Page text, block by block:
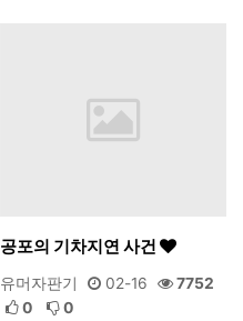
공포의 기차지연 사건
유머자판기 02-16
7752
0
0